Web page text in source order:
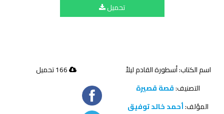
تحميل
اسم الكتاب: أسطورة القادم ليلاً
التصنيف:قصة قصيرة
المؤلف:أحمد خالد توفيق